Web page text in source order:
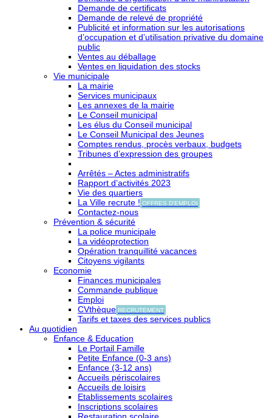
Demande de certificats
Demande de relevé de propriété
Publicité et information sur les autorisations
d’occupation et d’utilisation privative du domaine
public
Ventes au déballage
Ventes en liquidation des stocks
Vie municipale
La mairie
Services municipaux
Les annexes de la mairie
Le Conseil municipal
Les élus du Conseil municipal
Le Conseil Municipal des Jeunes
Comptes rendus, procès verbaux, budgets
Tribunes d’expression des groupes
Arrêtés – Actes administratifs
Rapport d’activités 2023
Vie des quartiers
La Ville recrute ! OFFRES D'EMPLOI
Contactez-nous
Prévention & sécurité
La police municipale
La vidéoprotection
Opération tranquillité vacances
Citoyens vigilants
Economie
Finances municipales
Commande publique
Emploi
CVthèque RECRUTEMENT
Tarifs et taxes des services publics
Au quotidien
Enfance & Education
Le Portail Famille
Petite Enfance (0-3 ans)
Enfance (3-12 ans)
Accueils périscolaires
Accueils de loisirs
Etablissements scolaires
Inscriptions scolaires